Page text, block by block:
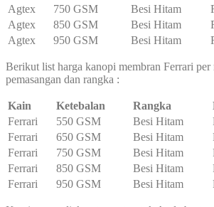
Agtex
750 GSM Besi Hitam
Agtex
850 GSM Besi Hitam
Agtex
950 GSM Besi Hitam
Berikut list harga kanopi membran Ferrari per
pemasangan dan rangka :
Kain Ketebalan Rangka
Ferrari
550 GSM Besi Hitam
Ferrari
650 GSM Besi Hitam
Ferrari
750 GSM Besi Hitam
Ferrari
850 GSM Besi Hitam
Ferrari
950 GSM Besi Hitam